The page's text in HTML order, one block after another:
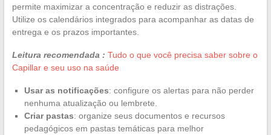
permite maximizar a concentração e reduzir as distrações.
Utilize os calendários integrados para acompanhar as datas de
entrega e os prazos importantes.
Leitura recomendada : Tudo o que você precisa saber sobre o
Capillar e seu uso na saúde
Usar as notificações: configure os alertas para não perder
nenhuma atualização ou lembrete.
Criar pastas: organize seus documentos e recursos
pedagógicos em pastas temáticas para melhor